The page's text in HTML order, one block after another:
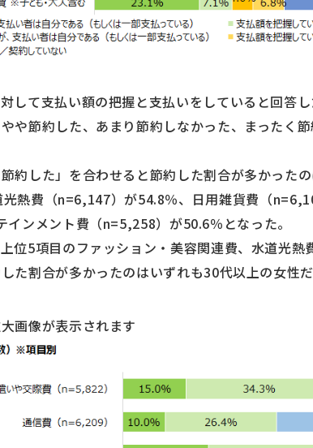
して支払い額の把握と支払いをしていると回答
や節約した、あまり節約しなかった、まったく
節約した」を合わせると節約した割合が多かった
熱費（n=6,147）が54.8％、日用雑貨費（
インメント費（n=5,258）が50.6％となった。
位5項目のファッション・美容関連費、水道光
た割合が多かったのはいずれも30代以上の女性だ
画像が表示されます